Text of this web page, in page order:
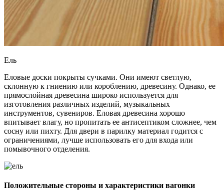
Ель
Еловые доски покрыты сучками. Они имеют светлую,
склонную к гниению или короблению, древесину. Однако, ее
прямослойная древесина широко используется для
изготовления различных изделий, музыкальных
инструментов, сувениров. Еловая древесина хорошо
впитывает влагу, но пропитать ее антисептиком сложнее, чем
сосну или пихту. Для двери в парилку материал годится с
ограничениями, лучше использовать его для входа или
помывочного отделения.
Положительные стороны и характеристики вагонки